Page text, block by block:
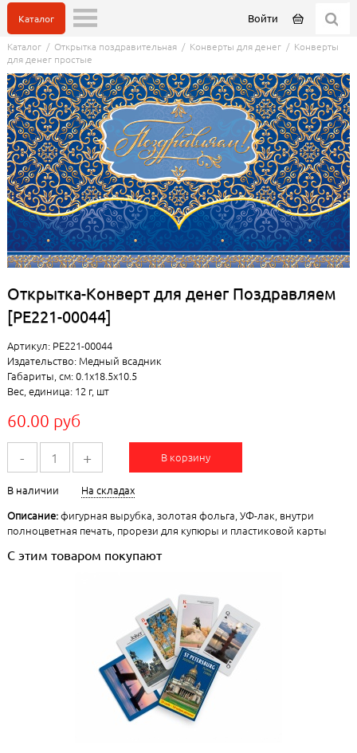
Войти
Каталог
Каталог/ Открытка поздравительная/ Конверты для денег/ Конверты
для денег простые
Открытка-Конверт для денег Поздравляем
[РЕ221-00044]
Артикул: РЕ221-00044
Издательство: Медный всадник
Габариты, см: 0.1x18.5x10.5
Вес, единица: 12 г, шт
60.00 руб
- + В корзину
В наличии
На складах
Описание:фигурная вырубка, золотая фольга, УФ-лак, внутри
полноцветная печать, прорези для купюры и пластиковой карты
С этим товаром покупают